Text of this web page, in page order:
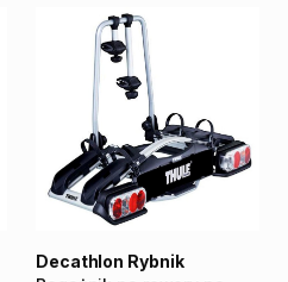
Decathlon Rybnik